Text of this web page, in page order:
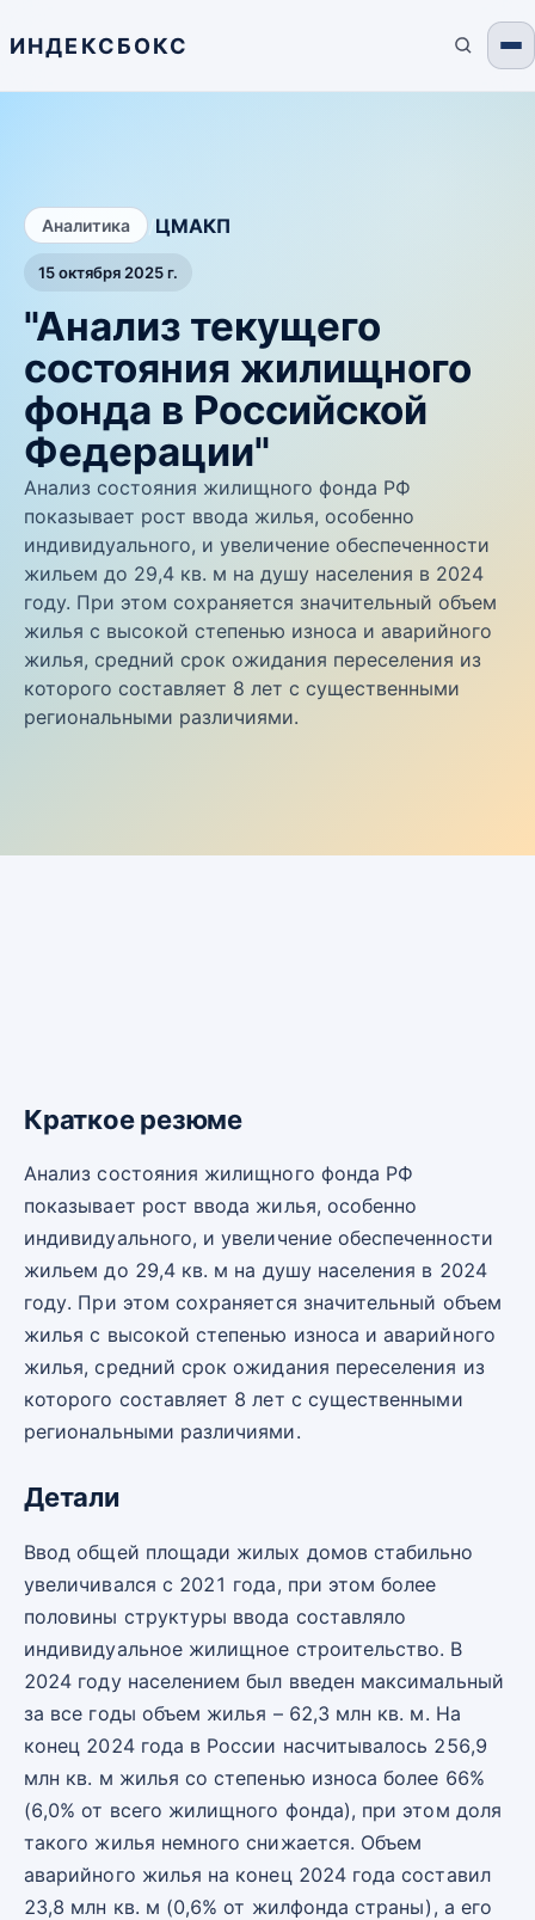
ИНДЕКСБОКС
Аналитика ЦМАКП
15 октября 2025 г.
"Анализ текущего
состояния жилищного
фонда в Российской
Федерации"
Анализ состояния жилищного фонда РФ
показывает рост ввода жилья, особенно
индивидуального, и увеличение обеспеченности
жильем до 29,4 кв. м на душу населения в 2024
году. При этом сохраняется значительный объем
жилья с высокой степенью износа и аварийного
жилья, средний срок ожидания переселения из
которого составляет 8 лет с существенными
региональными различиями.
Краткое резюме
Анализ состояния жилищного фонда РФ
показывает рост ввода жилья, особенно
индивидуального, и увеличение обеспеченности
жильем до 29,4 кв. м на душу населения в 2024
году. При этом сохраняется значительный объем
жилья с высокой степенью износа и аварийного
жилья, средний срок ожидания переселения из
которого составляет 8 лет с существенными
региональными различиями.
Детали
Ввод общей площади жилых домов стабильно
увеличивался с 2021 года, при этом более
половины структуры ввода составляло
индивидуальное жилищное строительство. В
2024 году населением был введен максимальный
за все годы объем жилья – 62,3 млн кв. м. На
конец 2024 года в России насчитывалось 256,9
млн кв. м жилья со степенью износа более 66%
(6,0% от всего жилищного фонда), при этом доля
такого жилья немного снижается. Объем
аварийного жилья на конец 2024 года составил
23,8 млн кв. м (0,6% от жилфонда страны), а его